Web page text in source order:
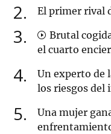
2 El primer rival
3
Brutal
el cuarto
4
Un experto de
los riesgos del
5
Una mujer